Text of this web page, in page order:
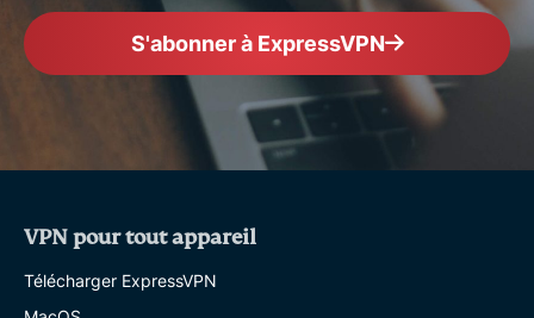
S'abonner à ExpressVPN
VPN pour tout appareil
Télécharger ExpressVPN